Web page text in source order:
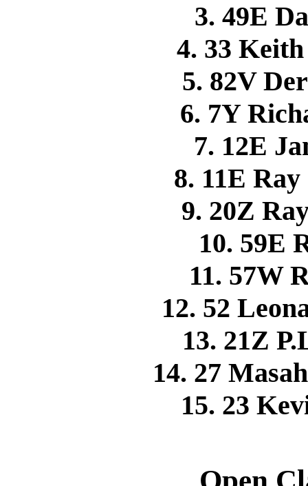
3. 49E
4. 33
5. 82V
6. 7Y
7. 12E
8. 11E
9. 20Z
10. 59E
11. 57W
12. 52
13. 21Z
14. 27
15. 23